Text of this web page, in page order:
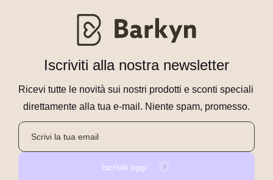
Iscriviti alla nostra newsletter
Ricevi tutte le novità sui nostri prodotti e sconti speciali
direttamente alla tua e-mail. Niente spam, promesso.
Iscriviti oggi